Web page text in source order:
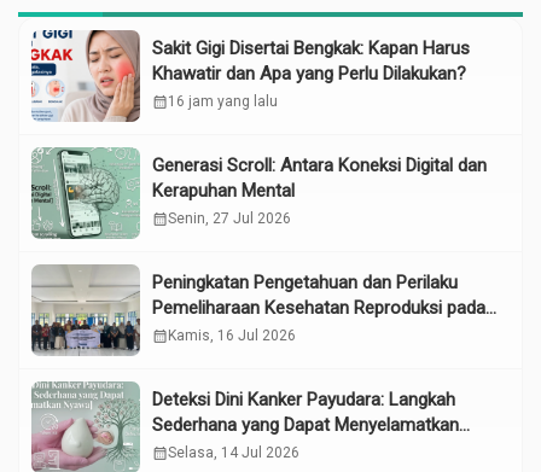
Sakit Gigi Disertai Bengkak: Kapan Harus
Khawatir dan Apa yang Perlu Dilakukan?
calendar_month16 jam yang lalu
Generasi Scroll: Antara Koneksi Digital dan
Kerapuhan Mental
calendar_monthSenin, 27 Jul 2026
Peningkatan Pengetahuan dan Perilaku
Pemeliharaan Kesehatan Reproduksi pada
Lansia melalui Edukasi dan Konseling di
calendar_month Kamis, 16 Jul 2026
Deteksi Dini Kanker Payudara: Langkah
Sederhana yang Dapat Menyelamatkan
Nyawa
calendar_monthSelasa, 14 Jul 2026